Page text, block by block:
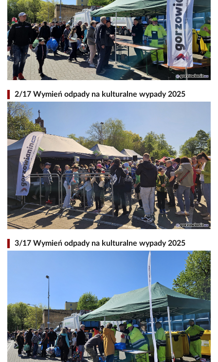
2/17 Wymień odpady na kulturalne wypady 2025
3/17 Wymień odpady na kulturalne wypady 2025